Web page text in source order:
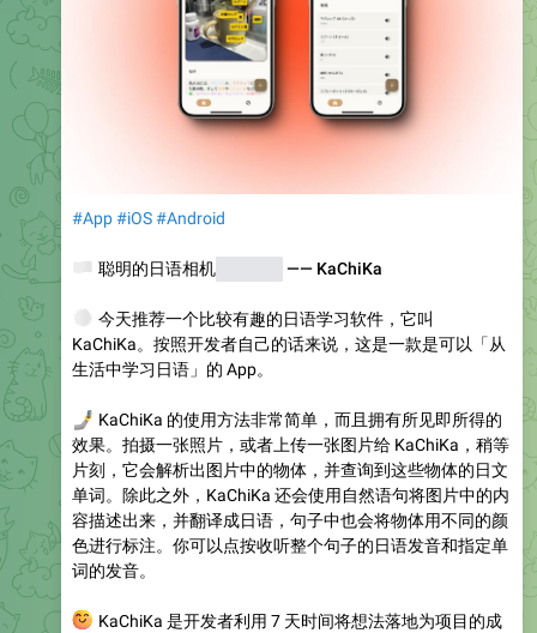
#App#iOS#Android
聪明的日语相机学习软件 —— KaChiKa
今天推荐一个比较有趣的日语学习软件，它叫
KaChiKa。按照开发者自己的话来说，这是一款是可以「从
生活中学习日语」的 App。
KaChiKa 的使用方法非常简单，而且拥有所见即所得的
效果。拍摄一张照片，或者上传一张图片给 KaChiKa，稍等
片刻，它会解析出图片中的物体，并查询到这些物体的日文
单词。除此之外，KaChiKa 还会使用自然语句将图片中的内
容描述出来，并翻译成日语，句子中也会将物体用不同的颜
色进行标注。你可以点按收听整个句子的日语发音和指定单
词的发音。
KaChiKa 是开发者利用 7 天时间将想法落地为项目的成